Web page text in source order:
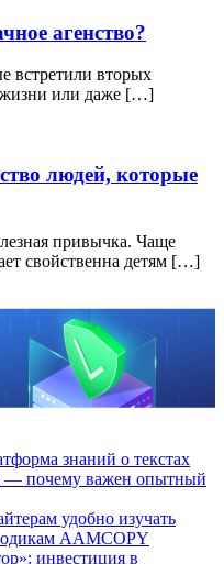
агенство?
встретили вторых
жизни или даже […]
людей, которые
привычка. Чаще
свойственна детям […]
знаний о текстах
— почему важен опытный
удобно изучать
AAMCOPY
инвестиция в